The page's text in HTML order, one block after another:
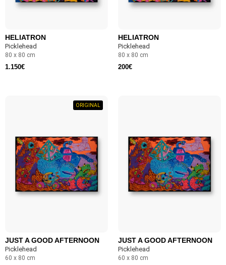
HELIATRON
Picklehead
80 x 80 cm
1.150€
HELIATRON
Picklehead
80 x 80 cm
200€
ORIGINAL
JUST A GOOD AFTERNOON
Picklehead
60 x 80 cm
JUST A GOOD AFTERNOON
Picklehead
60 x 80 cm